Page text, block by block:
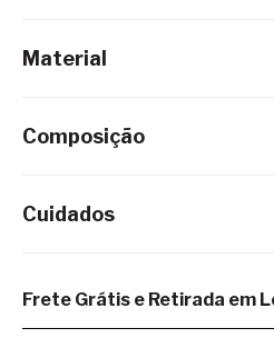
Material
Composição
Cuidados
Frete Grátis e Retirada em